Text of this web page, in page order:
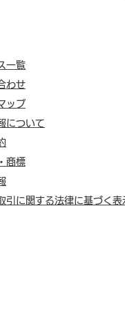
一覧
わせ
ップ
について
商標
取引に関する法律に基づく表